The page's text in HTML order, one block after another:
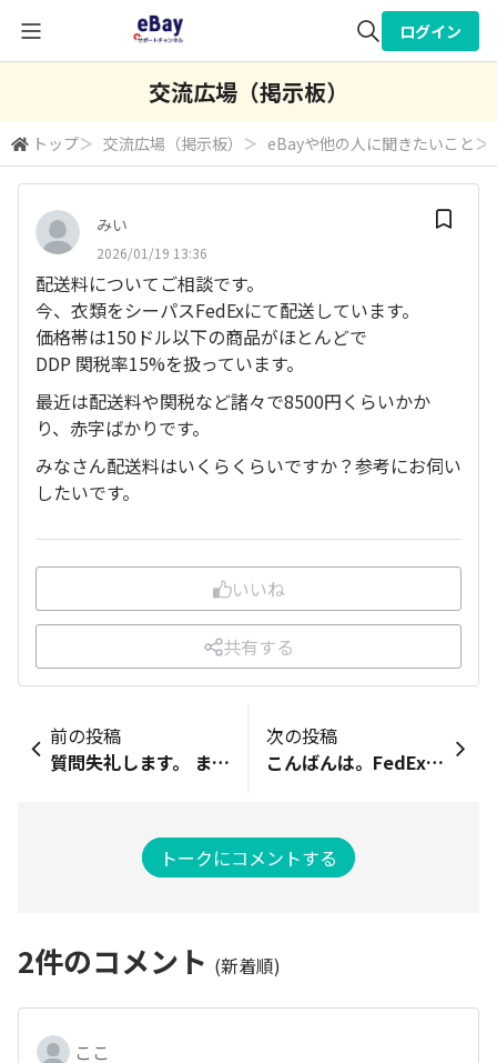
検索
ログイン
交流広場（掲示板）
トップ＞ 交流広場（掲示板） ＞ eBayや他の人に聞きたいこと ＞
みい
2026/01/19 13:36
配送料についてご相談です。
今、衣類をシーパスFedExにて配送しています。
価格帯は150ドル以下の商品がほとんどで
DDP 関税率15%を扱っています。
最近は配送料や関税など諸々で8500円くらいかか
り、赤字ばかりです。
みなさん配送料はいくらくらいですか？参考にお伺い
したいです。
いいね
共有する
前の投稿
質問失礼します。 まだebayを登録したばかりで、売れたことがないのですが、売れた際の発送に悩んでます。 基本的にゲームソフトを出品することが多いので軽くて小さいとは思うのですが、おすすめの発送方法を教えてほしいです。 考えているのは、日本郵便の国際eパケットライトなのですが、アメリカをどうしようか迷ってます。 有識者の方、アメリカへの発送はどのようにしていますでしょうか？
次の投稿
こんばんは。FedExのキャンペーンについてお聞きしたいです。 ここでお聞きしていいのかわかりませんが、現在FedExで新規アカウント開設したら運送料金が最大70％割引というキャンペーンをやっているのですが、CPaSS経由のFedEx発送でも発送料金の割引は受けられるのでしょうか？ キャンペーン期間中に新規アカウント開設しました。CPaSSはFedExの契約不要でも発送できるとのことで、契約はしていません。 FedExのキャンペーン中にCPaSS経由で発送した方などいらっしゃいましたら教えていただきたいです。
トークにコメントする
2件のコメント (新着順)
ここ